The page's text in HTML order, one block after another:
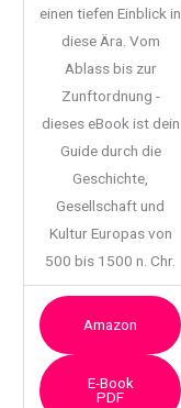
einen tiefen Einblick in
diese Ära. Vom
Ablass bis zur
Zunftordnung -
dieses eBook ist dein
Guide durch die
Geschichte,
Gesellschaft und
Kultur Europas von
500 bis 1500 n. Chr.
Amazon
E-Book
PDF